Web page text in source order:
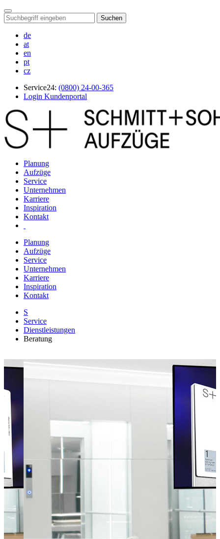
Suchen
de
at
en
pt
cz
Service24: (0800) 24-00-365
Login Kundenportal
Planung
Aufzüge
Service
Unternehmen
Karriere
Inspiration
Kontakt
Planung
Aufzüge
Service
Unternehmen
Karriere
Inspiration
Kontakt
S
Service
Dienstleistungen
Beratung